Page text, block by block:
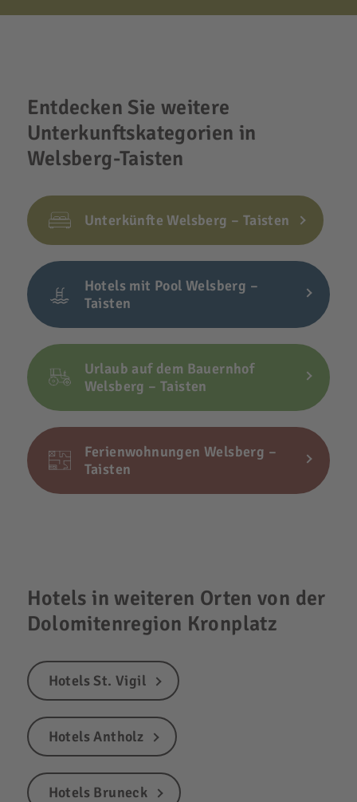
Entdecken Sie weitere
Unterkunftskategorien in
Welsberg-Taisten
Unterkünfte Welsberg – Taisten
Hotels mit Pool Welsberg –
Taisten
Urlaub auf dem Bauernhof
Welsberg – Taisten
Ferienwohnungen Welsberg –
Taisten
Hotels in weiteren Orten von der
Dolomitenregion Kronplatz
Hotels St. Vigil
Hotels Antholz
Hotels Bruneck